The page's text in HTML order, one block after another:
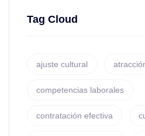
Tag Cloud
ajuste cultural
competencias laborales
contratación efectiva